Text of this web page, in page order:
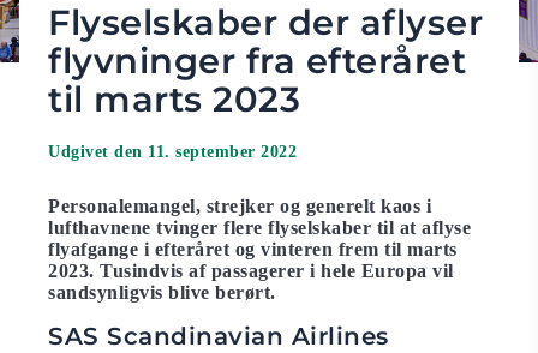
Flyselskaber der aflyser
flyvninger fra efteråret
til marts 2023
Udgivet den 11. september 2022
Personalemangel, strejker og generelt kaos i
lufthavnene tvinger flere flyselskaber til at aflyse
flyafgange i efteråret og vinteren frem til marts
2023. Tusindvis af passagerer i hele Europa vil
sandsynligvis blive berørt.
SAS Scandinavian Airlines